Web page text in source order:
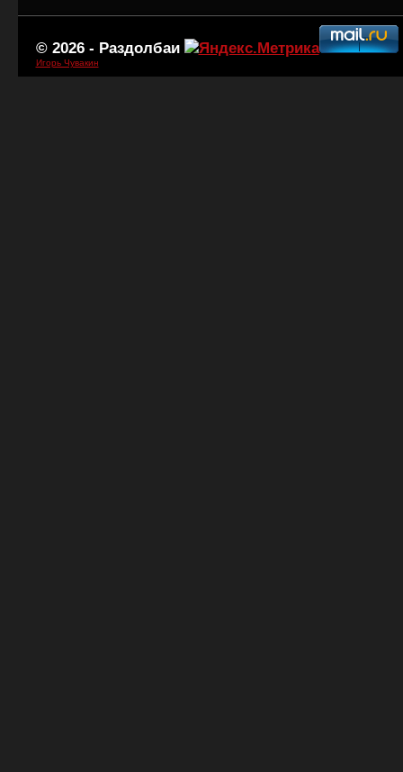
© 2026 - Раздолбаи
Игорь Чувакин